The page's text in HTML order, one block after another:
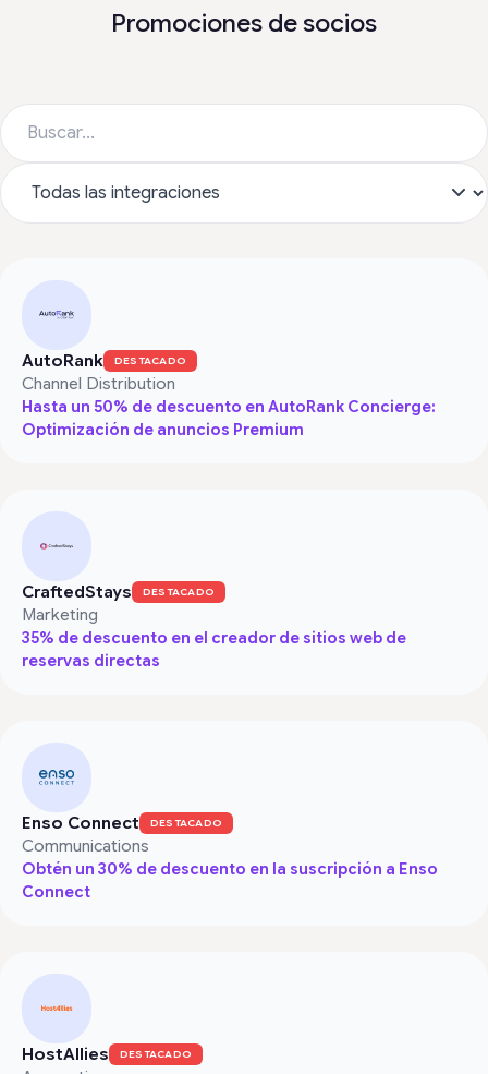
Promociones de socios
AutoRank DESTACADO
Channel Distribution
Hasta un 50% de descuento en AutoRank Concierge:
Optimización de anuncios Premium
CraftedStays DESTACADO
Marketing
35% de descuento en el creador de sitios web de
reservas directas
Enso Connect DESTACADO
Communications
Obtén un 30% de descuento en la suscripción a Enso
Connect
HostAllies DESTACADO